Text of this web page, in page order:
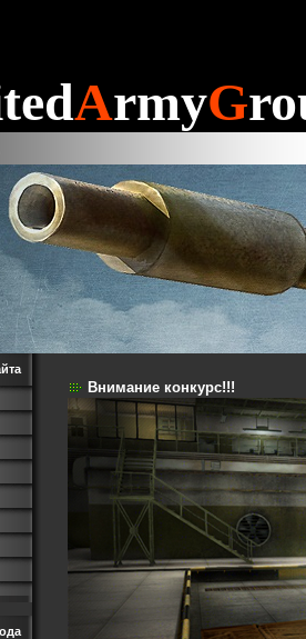
ArmyG
Внимание конкурс!!!